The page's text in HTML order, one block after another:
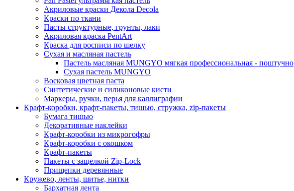
Акриловые краски Декола Decola
Краски по ткани
Пасты структурные, грунты, лаки
Акриловая краска PentArt
Краска для росписи по шелку
Cухая и масляная пастель
Пастель масляная MUNGYO мягкая профессиональная - поштучно
Сухая пастель MUNGYO
Восковая цветная паста
Синтетические и силиконовые кисти
Маркеры, ручки, перья для каллиграфии
Крафт-коробки, крафт-пакеты, тишью, стружка, zip-пакеты
Бумага тишью
Декоративные наклейки
Крафт-коробки из микрогофры
Крафт-коробки с окошком
Крафт-пакеты
Пакеты с защелкой Zip-Lock
Прищепки деревянные
Кружево, ленты, шитье, нитки
Бархатная лента